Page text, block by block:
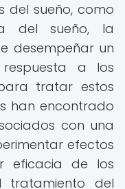
del sueño, como
del sueño, la
desempeñar un
a los
tratar estos
han encontrado
con una
efectos
eficacia de los
tratamiento del